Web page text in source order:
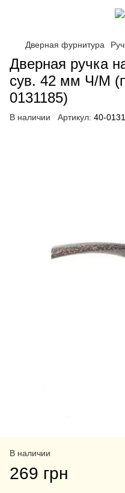
Дверная фурнитура
Дверная ручка
сув. 42 мм Ч/М
0131185)
В наличии Артикул: 40-
В наличии
269 грн